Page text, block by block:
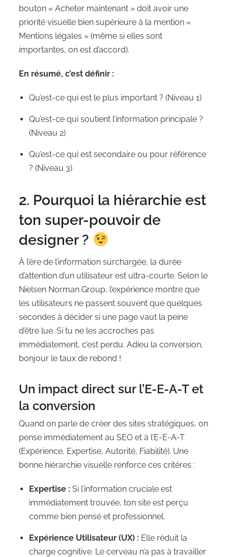
bouton « Acheter maintenant » doit avoir une
priorité visuelle bien supérieure à la mention «
Mentions légales » (même si elles sont
importantes, on est d’accord).
En résumé, c’est définir :
Qu’est-ce qui est le plus important ? (Niveau 1)
Qu’est-ce qui soutient l’information principale ?
(Niveau 2)
Qu’est-ce qui est secondaire ou pour référence
? (Niveau 3)
2. Pourquoi la hiérarchie est
ton super-pouvoir de
designer ?
À l’ère de l’information surchargée, la durée
d’attention d’un utilisateur est ultra-courte. Selon le
Nielsen Norman Group, l’expérience montre que
les utilisateurs ne passent souvent que quelques
secondes à décider si une page vaut la peine
d’être lue. Si tu ne les accroches pas
immédiatement, c’est perdu. Adieu la conversion,
bonjour le taux de rebond !
Un impact direct sur l’E-E-A-T et
la conversion
Quand on parle de créer des sites stratégiques, on
pense immédiatement au SEO et à l’E-E-A-T
(Expérience, Expertise, Autorité, Fiabilité). Une
bonne hiérarchie visuelle renforce ces critères :
Expertise : Si l’information cruciale est
immédiatement trouvée, ton site est perçu
comme bien pensé et professionnel.
Expérience Utilisateur (UX) : Elle réduit la
charge cognitive. Le cerveau n’a pas à travailler